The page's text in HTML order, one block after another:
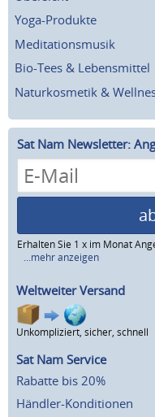
Yoga-Produkte
Meditationsmusik
Bio-Tees & Lebensmittel
Naturkosmetik &
Sat Nam Newsletter:
Erhalten Sie 1 x im Monat
...mehr anzeigen
Weltweiter Versand
Unkompliziert, sicher, schnell
Sat Nam Service
Rabatte bis 20%
Händler-Konditionen